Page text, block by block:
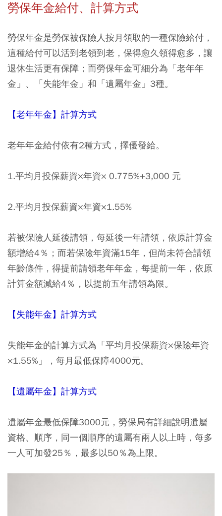
勞保年金給付、計算方式
勞保年金是勞保被保險人按月領取的一種保險給付，
這種給付可以活到老領到老，保得愈久領得愈多，讓
退休生活更有保障；而勞保年金可細分為「老年年
金」、「失能年金」和「遺屬年金」3種。
【老年年金】計算方式
老年年金給付依有2種方式，擇優發給。
1.平均月投保薪資×年資× 0.775%+3,000 元
2.平均月投保薪資×年資×1.55%
若被保險人延後請領，每延後一年請領，依原計算金
額增給4％；而若保險年資滿15年，但尚未符合請領
年齡條件，得提前請領老年年金，每提前一年，依原
計算金額減給4％，以提前五年請領為限。
【失能年金】計算方式
失能年金的計算方式為「平均月投保薪資×保險年資
×1.55%」，每月最低保障4000元。
【遺屬年金】計算方式
遺屬年金最低保障3000元，勞保局有詳細說明遺屬
資格、順序，同一個順序的遺屬有兩人以上時，每多
一人可加發25％，最多以50％為上限。